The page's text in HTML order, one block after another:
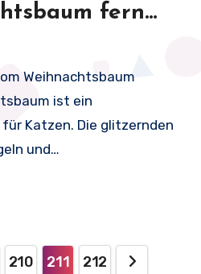
fern
ist ein
Katzen. Die glitzernden
und…
210 211 212